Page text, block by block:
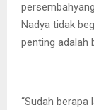
Nadya tidak
penting adalah
“Sudah berapa